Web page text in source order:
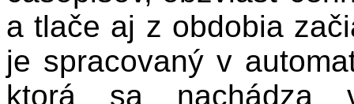
a tlače aj z obdobia
je spracovaný v
ktorá sa nachádza